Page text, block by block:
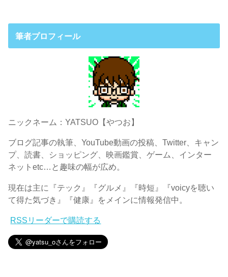
筆者プロフィール
ニックネーム：YATSUO【やつお】
ブログ記事の執筆、YouTube動画の投稿、Twitter、キャン
プ、読書、ショッピング、映画鑑賞、ゲーム、インター
ネットetc…と趣味の幅が広め。
現在は主に『テック』『グルメ』『時短』『voicyを聴い
て得た気づき』『健康』をメインに情報発信中。
RSSリーダーで購読する